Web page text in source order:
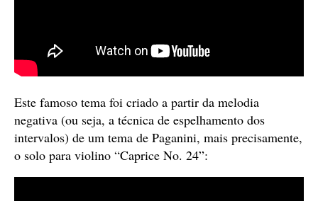
Este famoso tema foi criado a partir da melodia
negativa (ou seja, a técnica de espelhamento dos
intervalos) de um tema de Paganini, mais precisamente,
o solo para violino “Caprice No. 24”: